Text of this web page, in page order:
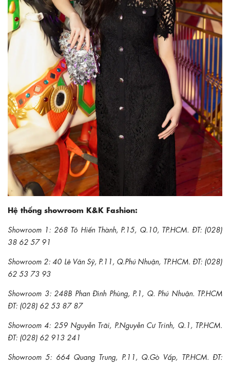
Hệ thống showroom K&K Fashion:
Showroom 1: 268 Tô Hiến Thành, P.15, Q.10, TP.HCM. ĐT: (028)
38 62 57 91
Showroom 2: 40 Lê Văn Sỹ, P.11, Q.Phú Nhuận, TP.HCM. ĐT: (028)
62 53 73 93
Showroom 3: 248B Phan Đình Phùng, P.1, Q. Phú Nhuận. TP.HCM
ĐT: (028) 62 53 87 87
Showroom 4: 259 Nguyễn Trãi, P.Nguyễn Cư Trinh, Q.1, TP.HCM.
ĐT: (028) 62 913 241
Showroom 5: 664 Quang Trung, P.11, Q.Gò Vấp, TP.HCM. ĐT: